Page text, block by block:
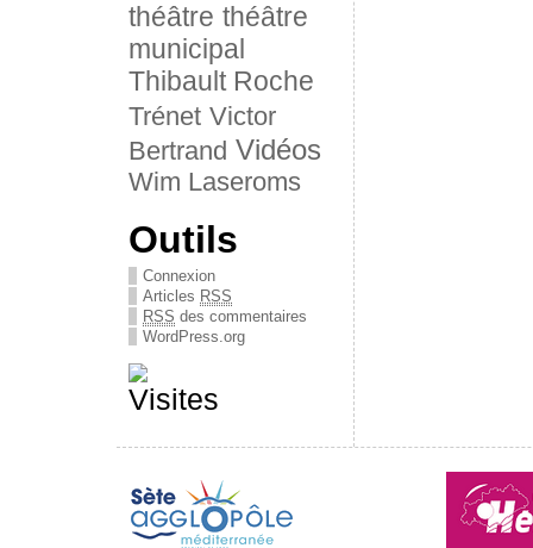
théâtre théâtre
municipal
Thibault Roche
Trénet Victor
Bertrand Vidéos
Wim Laseroms
Outils
Connexion
Articles RSS
RSS des commentaires
WordPress.org